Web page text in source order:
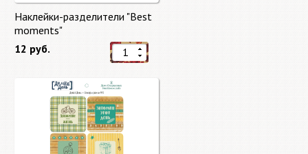
Наклейки-разделители "Best
moments"
12 руб.